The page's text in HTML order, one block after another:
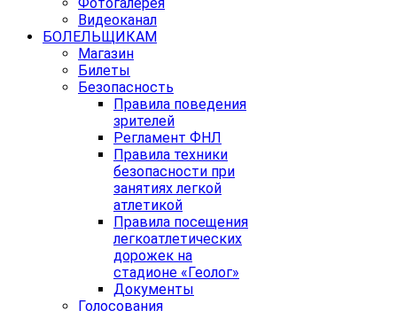
Фотогалерея
Видеоканал
БОЛЕЛЬЩИКАМ
Магазин
Билеты
Безопасность
Правила поведения
зрителей
Регламент ФНЛ
Правила техники
безопасности при
занятиях легкой
атлетикой
Правила посещения
легкоатлетических
дорожек на
стадионе «Геолог»
Документы
Голосования